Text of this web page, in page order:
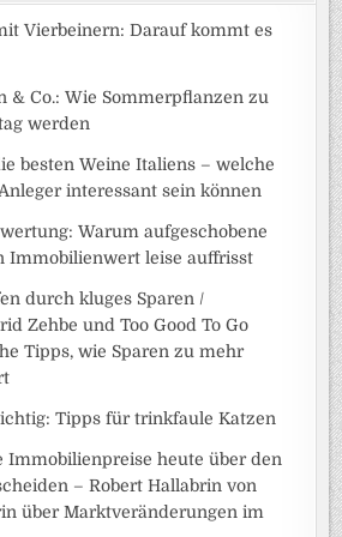
Vierbeinern: Darauf kommt es
& Co.: Wie Sommerpflanzen zu
werden
besten Weine Italiens – welche
interessant sein können
Warum aufgeschobene
Immobilienwert leise auffrisst
durch kluges Sparen /
Zehbe und Too Good To Go
Tipps, wie Sparen zu mehr
Tipps für trinkfaule Katzen
Immobilienpreise heute über den
– Robert Hallabrin von
über Marktveränderungen im